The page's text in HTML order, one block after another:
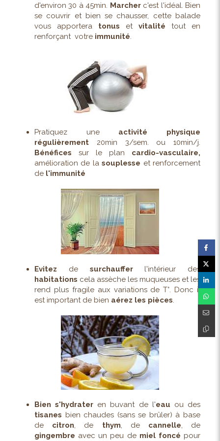
d'environ 30 à 45min. Marcherc'est l'idéal. Bien
se couvrir et bien se chausser, cette balade
vous apportera tonus et vitalité tout en
renforçant votre immunité.
Pratiquez une activité physique
régulièrement 20min 3/sem. ou
10min/j.
Bénéfices sur le plan cardio-vasculaire,
amélioration de lasouplesse et renforcement
de l'immunité
Evitez de surchaufferl'intérieur des
habitations cela assèche les muqueuses et les
rend plus fragile aux variations de T°. Donc il
est important de bien aérez les pièces.
Bien s'hydrater en buvant de l'eau ou des
tisanes bien chaudes (sans se brûler) à base
de citron, de thym, de cannelle, de
gingembre avec un peu demiel foncé pour